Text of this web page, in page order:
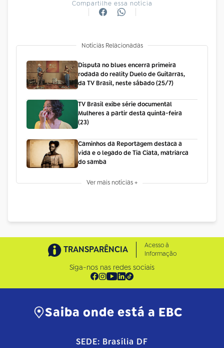
Compartilhe essa notícia
Notícias Relacionadas
Disputa no blues encerra primeira
rodada do reality Duelo de Guitarras,
da TV Brasil, neste sábado (25/7)
TV Brasil exibe série documental
Mulheres a partir desta quinta-feira
(23)
Caminhos da Reportagem destaca a
vida e o legado de Tia Ciata, matriarca
do samba
Ver mais notícias +
TRANSPARÊNCIA
Acesso à
Informação
Siga-nos nas redes sociais
Saiba onde está a EBC
SEDE: Brasília DF